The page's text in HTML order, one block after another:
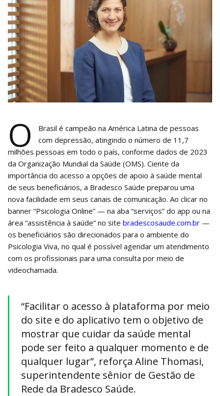
O
Brasil é campeão na América Latina de pessoas
com depressão, atingindo o número de 11,7
milhões pessoas em todo o país, conforme dados de 2023
da Organização Mundial da Saúde (OMS). Ciente da
importância do acesso a opções de apoio à saúde mental
de seus beneficiários, a Bradesco Saúde preparou uma
nova facilidade em seus canais de comunicação. Ao clicar no
banner “Psicologia Online” — na aba “serviços” do app ou na
área “assistência à saúde” no site bradescosaude.com.br —
os beneficiários são direcionados para o ambiente do
Psicologia Viva, no qual é possível agendar um atendimento
com os profissionais para uma consulta por meio de
videochamada.
“Facilitar o acesso à plataforma por meio
do site e do aplicativo tem o objetivo de
mostrar que cuidar da saúde mental
pode ser feito a qualquer momento e de
qualquer lugar”, reforça Aline Thomasi,
superintendente sênior de Gestão de
Rede da Bradesco Saúde.